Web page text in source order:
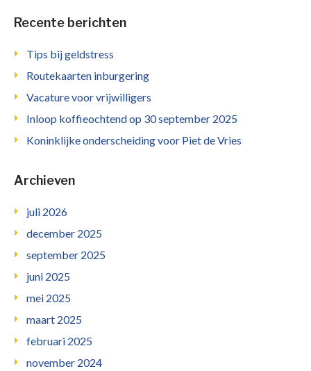
Recente berichten
Tips bij geldstress
Routekaarten inburgering
Vacature voor vrijwilligers
Inloop koffieochtend op 30 september 2025
Koninklijke onderscheiding voor Piet de Vries
Archieven
juli 2026
december 2025
september 2025
juni 2025
mei 2025
maart 2025
februari 2025
november 2024